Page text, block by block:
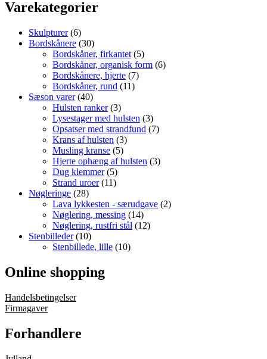
Varekategorier
Skulpturer (6)
Bordskånere (30)
Bordskåner, firkantet (5)
Bordskåner, organisk form (6)
Bordskånere, hjerte (7)
Bordskåner, rund (11)
Sæson varer (40)
Hulsten ranker (3)
Lysestager med hulsten (3)
Opsatser med strandfund (7)
Krans af hulsten (3)
Musling kranse (5)
Hjerte ophæng af hulsten (3)
Dug klemmer (5)
Strand uroer (11)
Nøgleringe (28)
Lava lykkesten - særudgave (2)
Nøglering, messing (14)
Nøglering, rustfri stål (12)
Stenbilleder (10)
Stenbillede, lille (10)
Online shopping
Handelsbetingelser
Firmagaver
Forhandlere